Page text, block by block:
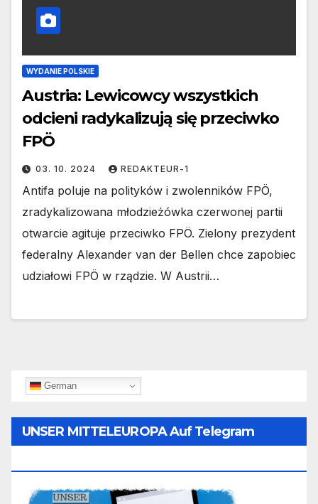
WYDANIE POLSKIE
Austria: Lewicowcy wszystkich
odcieni radykalizują się przeciwko
FPÖ
03. 10. 2024 REDAKTEUR-1
Antifa poluje na polityków i zwolenników FPÖ,
zradykalizowana młodzieżówka czerwonej partii
otwarcie agituje przeciwko FPÖ. Zielony prezydent
federalny Alexander van der Bellen chce zapobiec
udziałowi FPÖ w rządzie. W Austrii…
German
UNSER MITTELEUROPA Auf Telegram